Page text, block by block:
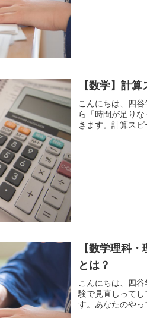
【数学】計
こんにちは、四
ら「時間が足り
きます。計算スピ
【数学理科
とは？
こんにちは、四
験で見直しって
す。あなたのやっ